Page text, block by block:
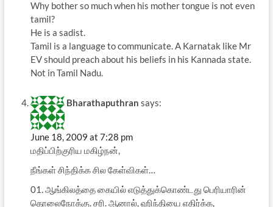
Why bother so much when his mother tongue is not even
tamil?
He is a sadist.
Tamil is a language to communicate. A Karnatak like Mr
EV should preach about his beliefs in his Kannada state.
Not in Tamil Nadu.
Bharathaputhran says:
June 18, 2009 at 7:28 pm
மதிப்பிற்குரிய மகிழ்நன்,
நீங்கள் சிந்திக்க சில கேள்விகள்…
01. ஆங்கிலத்தை கையில் எடுத்துக்கொண்டது பெரியாரின்
தொலைநோக்கு. சரி. ஆனால், ஹிந்தியை எதிர்க்க,